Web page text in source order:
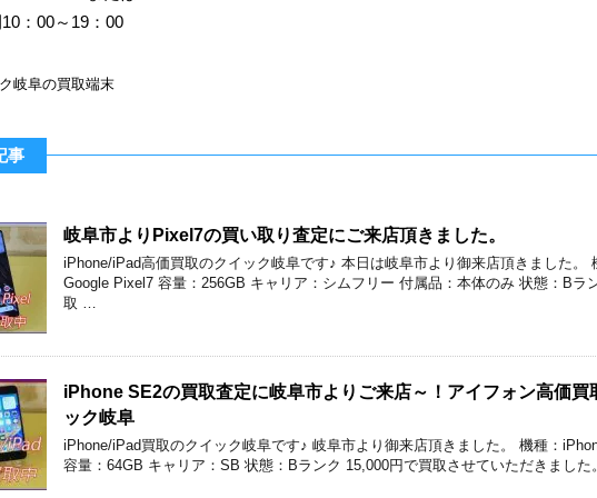
：00～19：00
岐阜の買取端末
事
岐阜市よりPixel7の買い取り査定にご来店頂きました。
iPhone/iPad高価買取のクイック岐阜です♪ 本日は岐阜市より御来店頂きました。
Google Pixel7 容量：256GB キャリア：シムフリー 付属品：本体のみ 状態：Bラ
取 …
iPhone SE2の買取査定に岐阜市よりご来店～！アイフォン高価買
ック岐阜
iPhone/iPad買取のクイック岐阜です♪ 岐阜市より御来店頂きました。 機種：
容量：64GB キャリア：SB 状態：Bランク 15,000円で買取させていただきまし